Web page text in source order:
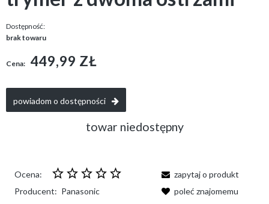
Dostępność:
brak towaru
Cena: 449,99 ZŁ
powiadom o dostępności
towar niedostępny
Ocena:
Producent: Panasonic
zapytaj o produkt
poleć znajomemu